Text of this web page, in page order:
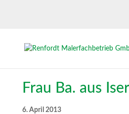
Frau Ba. aus
6. April 2013